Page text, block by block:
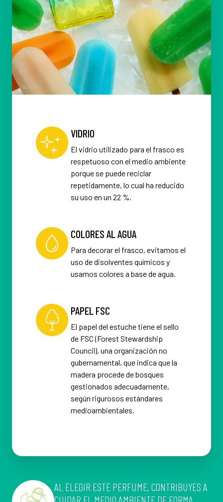
VIDRIO
El vidrio utilizado para el frasco es
respetuoso con el medio ambiente
porque se puede reciclar
repetidamente, lo cual ha reducido
su uso en un 22 %.
COLORES AL AGUA
Para decorar el frasco, evitamos el
uso de disolventes químicos y
usamos colores a base de agua.
PAPEL FSC
El papel del estuche tiene el sello
de FSC (Forest Stewardship
Council), una organización no
gubernamental, que indica que la
madera procede de bosques
gestionados adecuadamente,
según rigurosos estándares
medioambientales.
AL ELEGIR ESTE PERFUME, CONTRIBUYES A